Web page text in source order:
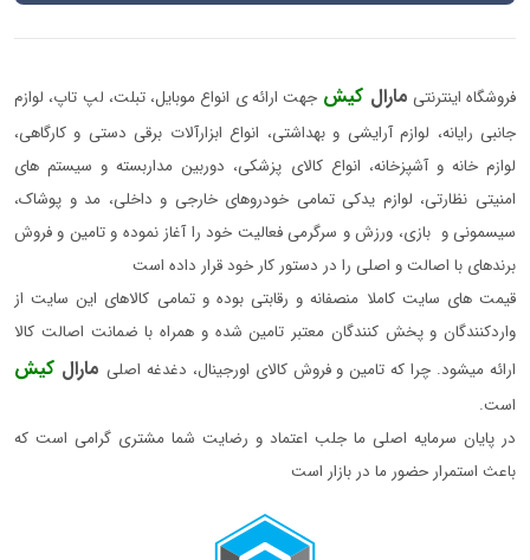
فروشگاه اینترنتی مارال کیش جهت ارائه ی انواع موبایل، تبلت، لپ تاپ، لوازم
جانبی رایانه، لوازم آرایشی و بهداشتی، انواع ابزارآلات برقی دستی و کارگاهی،
لوازم خانه و آشپزخانه، انواع کالای پزشکی، دوربین مداربسته و سیستم های
امنیتی نظارتی، لوازم یدکی تمامی خودروهای خارجی و داخلی، مد و پوشاک،
سیسمونی و بازی، ورزش و سرگرمی فعالیت خود را آغاز نموده و تامین و فروش
برندهای با اصالت و اصلی را در دستور کار خود قرار داده است
قیمت های سایت کاملا منصفانه و رقابتی بوده و تمامی کالاهای این سایت از
واردکنندگان و پخش کنندگان معتبر تامین شده و همراه با ضمانت اصالت کالا
ارائه میشود. چرا که تامین و فروش کالای اورجینال، دغدغه اصلی مارال کیش
است.
در پایان سرمایه اصلی ما جلب اعتماد و رضایت شما مشتری گرامی است که
باعث استمرار حضور ما در بازار است